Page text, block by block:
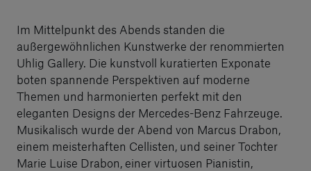
Im Mittelpunkt des Abends standen die
außergewöhnlichen Kunstwerke der renommierten
Uhlig Gallery. Die kunstvoll kuratierten Exponate
boten spannende Perspektiven auf moderne
Themen und harmonierten perfekt mit den
eleganten Designs der Mercedes-Benz Fahrzeuge.
Musikalisch wurde der Abend von Marcus Drabon,
einem meisterhaften Cellisten, und seiner Tochter
Marie Luise Drabon, einer virtuosen Pianistin,